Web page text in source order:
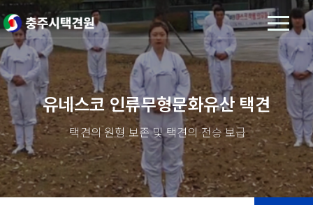
유네스코 인류무형문화유산 택견
택견의 원형 보존 및 택견의 전승 보급